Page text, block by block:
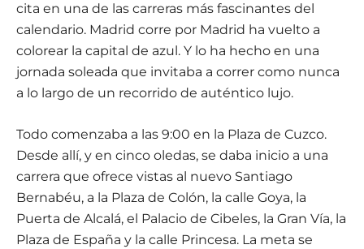
cita en una de las carreras más fascinantes del
calendario. Madrid corre por Madrid ha vuelto a
colorear la capital de azul. Y lo ha hecho en una
jornada soleada que invitaba a correr como nunca
a lo largo de un recorrido de auténtico lujo.
Todo comenzaba a las 9:00 en la Plaza de Cuzco.
Desde allí, y en cinco oledas, se daba inicio a una
carrera que ofrece vistas al nuevo Santiago
Bernabéu, a la Plaza de Colón, la calle Goya, la
Puerta de Alcalá, el Palacio de Cibeles, la Gran Vía, la
Plaza de España y la calle Princesa. La meta se